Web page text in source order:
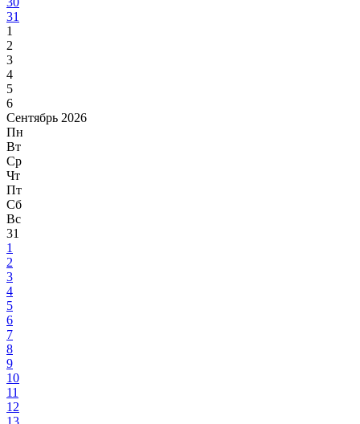
31
1
2
3
4
5
6
Сентябрь 2026
Пн
Вт
Ср
Чт
Пт
Сб
Вс
31
1
2
3
4
5
6
7
8
9
10
11
12